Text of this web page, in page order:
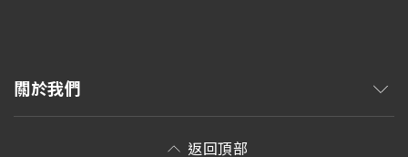
關於我們
返回頂部